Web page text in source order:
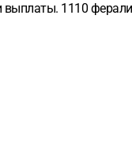
1110